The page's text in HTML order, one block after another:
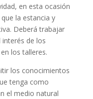
en esta ocasión
la estancia y
Deberá trabajar
de los
los talleres.
los conocimientos
tenga como
el medio natural